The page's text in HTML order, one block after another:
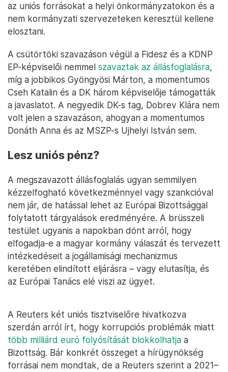
az uniós forrásokat a helyi önkormányzatokon és a
nem kormányzati szervezeteken keresztül kellene
elosztani.
A csütörtöki szavazáson végül a Fidesz és a KDNP
EP-képviselői nemmel szavaztak az állásfoglalásra,
míg a jobbikos Gyöngyösi Márton, a momentumos
Cseh Katalin és a DK három képviselője támogatták
a javaslatot. A negyedik DK-s tag, Dobrev Klára nem
volt jelen a szavazáson, ahogyan a momentumos
Donáth Anna és az MSZP-s Ujhelyi István sem.
Lesz uniós pénz?
A megszavazott állásfoglalás ugyan semmilyen
kézzelfogható következménnyel vagy szankcióval
nem jár, de hatással lehet az Európai Bizottsággal
folytatott tárgyalások eredményére. A brüsszeli
testület ugyanis a napokban dönt arról, hogy
elfogadja-e a magyar kormány válaszát és tervezett
intézkedéseit a jogállamisági mechanizmus
keretében elindított eljárásra – vagy elutasítja, és
az Európai Tanács elé viszi az ügyet.
A Reuters két uniós tisztviselőre hivatkozva
szerdán arról írt, hogy korrupciós problémák miatt
több milliárd euró folyósítását blokkolhatja a
Bizottság. Bár konkrét összeget a hírügynökség
forrásai nem mondtak, de a Reuters szerint a 2021–